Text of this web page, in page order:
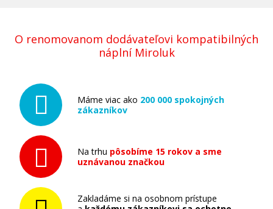
O renomovanom dodávateľovi kompatibilných
náplní Miroluk
Máme viac ako 200 000 spokojných
zákazníkov
Na trhu pôsobíme 15 rokov a sme
uznávanou značkou
Zakladáme si na osobnom prístupe